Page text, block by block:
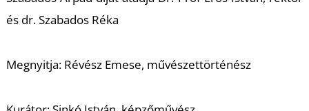
és dr. Szabados Réka
Megnyitja: Révész Emese, művészettörténész